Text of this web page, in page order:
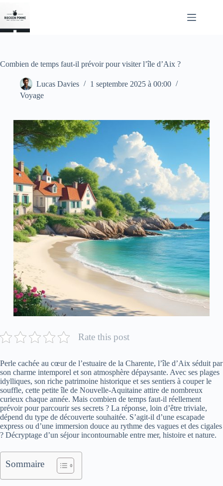
contenu
Combien de temps faut-il prévoir pour visiter l’île d’Aix ?
Lucas Davies
1 septembre 2025 à 00:00
Voyage
Rate this post
Perle cachée au cœur de l’estuaire de la Charente, l’île d’Aix séduit par
son charme intemporel et son atmosphère dépaysante. Avec ses plages
idylliques, son riche patrimoine historique et ses sentiers à couper le
souffle, cette petite île de Nouvelle-Aquitaine attire de nombreux
curieux chaque année. Mais combien de temps faut-il réellement
prévoir pour parcourir ses secrets ? La réponse, loin d’être triviale,
dépend du type de découverte souhaitée. S’agit-il d’une escapade
express ou d’une immersion douce au rythme des vagues et des cigales
? Décryptage d’un séjour incontournable entre mer, histoire et nature.
Sommaire